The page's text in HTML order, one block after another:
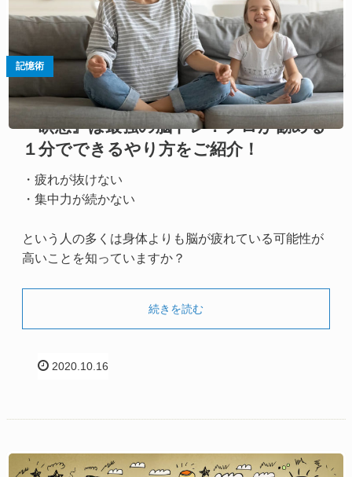
記憶術
『瞑想』は最強の脳トレ？プロが勧める
１分でできるやり方をご紹介！
・疲れが抜けない
・集中力が続かない
という人の多くは身体よりも脳が疲れている可能性が
高いことを知っていますか？
続きを読む
2020.10.16